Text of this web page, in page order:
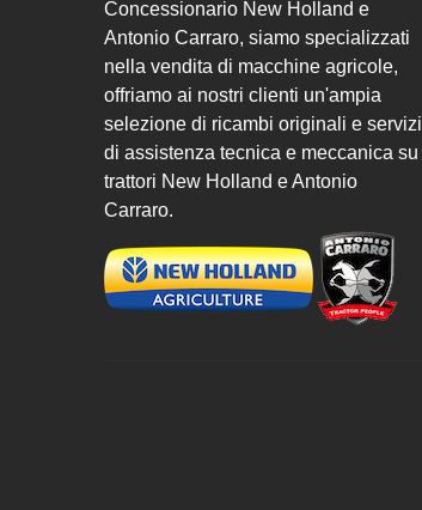
Concessionario New Holland e
Antonio Carraro, siamo specializzati
nella vendita di macchine agricole,
offriamo ai nostri clienti un'ampia
selezione di ricambi originali e servizi
di assistenza tecnica e meccanica su
trattori New Holland e Antonio
Carraro.